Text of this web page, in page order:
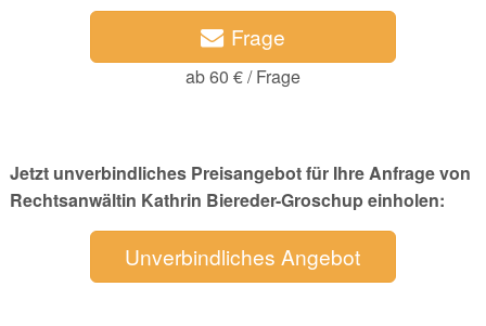
Frage
ab 60 € / Frage
Jetzt unverbindliches Preisangebot für Ihre Anfrage von
Rechtsanwältin Kathrin Biereder-Groschup einholen:
Unverbindliches Angebot